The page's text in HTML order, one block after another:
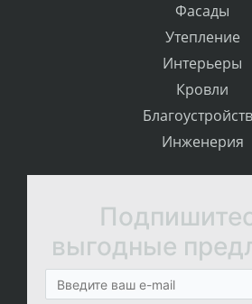
Фасады
Утепление
Интерьеры
Кровли
Инженерия
выгодные